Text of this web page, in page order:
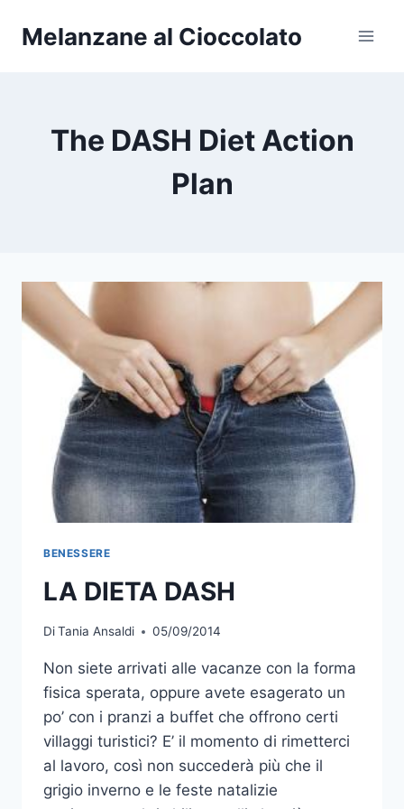
Melanzane al Cioccolato
The DASH Diet Action
Plan
BENESSERE
LA DIETA DASH
DiTania Ansaldi 05/09/2014
Non siete arrivati alle vacanze con la forma
fisica sperata, oppure avete esagerato un
po’ con i pranzi a buffet che offrono certi
villaggi turistici? E’ il momento di rimetterci
al lavoro, così non succederà più che il
grigio inverno e le feste natalizie